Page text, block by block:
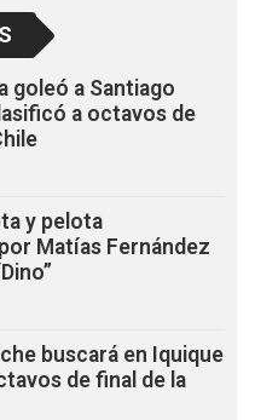
goleó a Santiago
a octavos de
y pelota
Matías Fernández
buscará en Iquique
de final de la